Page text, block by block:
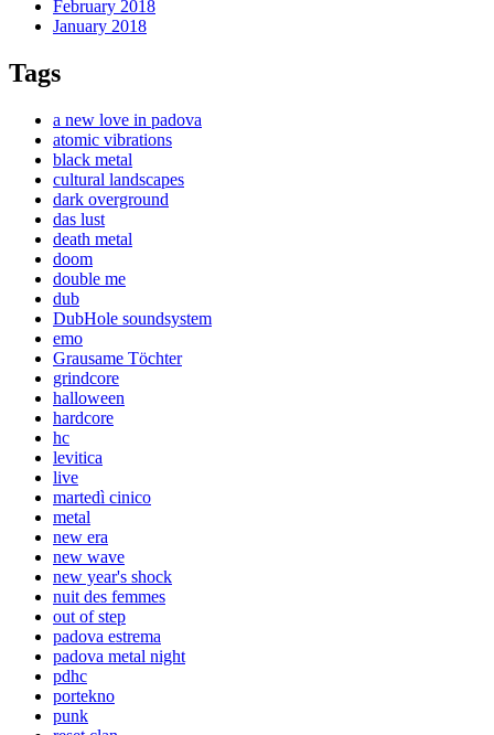
February 2018
January 2018
Tags
a new love in padova
atomic vibrations
black metal
cultural landscapes
dark overground
das lust
death metal
doom
double me
dub
DubHole soundsystem
emo
Grausame Töchter
grindcore
halloween
hardcore
hc
levitica
live
martedì cinico
metal
new era
new wave
new year's shock
nuit des femmes
out of step
padova estrema
padova metal night
pdhc
portekno
punk